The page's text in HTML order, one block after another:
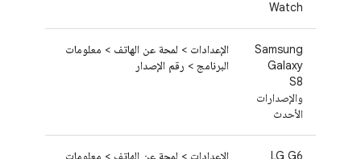
Watch
Samsung
Galaxy
S8
والإصدارات
الأحدث
الإعدادات > لمحة عن الهاتف > معلومات
البرنامج > رقم الإصدار
LG G6
الإعدادات > لمحة عن الهاتف > معلومات